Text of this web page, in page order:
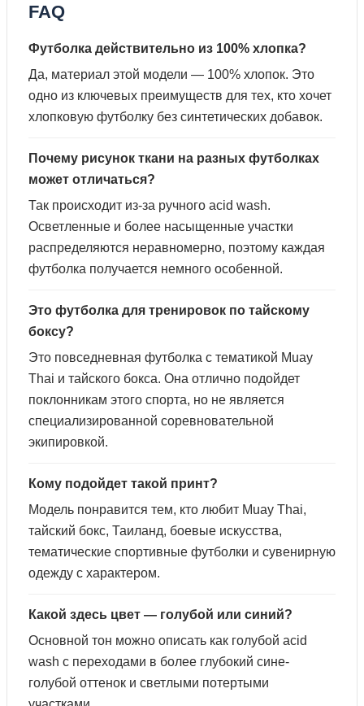
FAQ
Футболка действительно из 100% хлопка?
Да, материал этой модели — 100% хлопок. Это
одно из ключевых преимуществ для тех, кто хочет
хлопковую футболку без синтетических добавок.
Почему рисунок ткани на разных футболках
может отличаться?
Так происходит из-за ручного acid wash.
Осветленные и более насыщенные участки
распределяются неравномерно, поэтому каждая
футболка получается немного особенной.
Это футболка для тренировок по тайскому
боксу?
Это повседневная футболка с тематикой Muay
Thai и тайского бокса. Она отлично подойдет
поклонникам этого спорта, но не является
специализированной соревновательной
экипировкой.
Кому подойдет такой принт?
Модель понравится тем, кто любит Muay Thai,
тайский бокс, Таиланд, боевые искусства,
тематические спортивные футболки и сувенирную
одежду с характером.
Какой здесь цвет — голубой или синий?
Основной тон можно описать как голубой acid
wash с переходами в более глубокий сине-
голубой оттенок и светлыми потертыми